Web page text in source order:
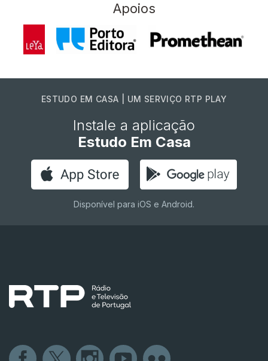
Apoios
ESTUDO EM CASA | UM SERVIÇO RTP PLAY
Instale a aplicação
Estudo Em Casa
Disponível para iOS e Android.